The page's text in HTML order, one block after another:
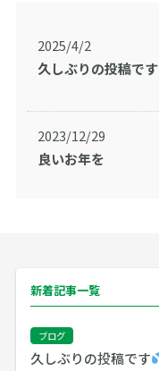
2025/4/2
久しぶりの投稿です
2023/12/29
良いお年を
新着記事一覧
ブログ
久しぶりの投稿です